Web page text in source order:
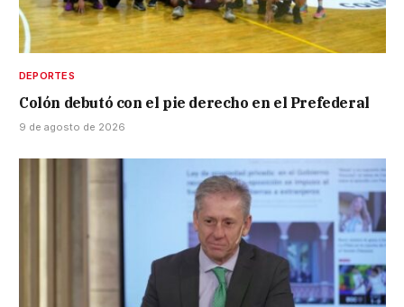
DEPORTES
Colón debutó con el pie derecho en el Prefederal
9 de agosto de 2026